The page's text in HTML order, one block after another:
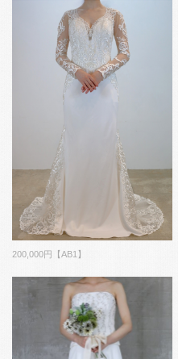
200,000円【AB1】